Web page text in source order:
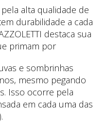
alta qualidade de
durabilidade a cada
destaca sua
primam por
e sombrinhas
mesmo pegando
Isso ocorre pela
em cada uma das